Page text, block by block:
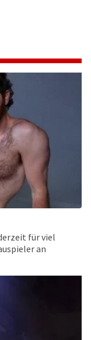
für viel
an